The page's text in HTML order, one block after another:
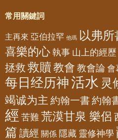
常用關鍵詞
主再來 亞伯拉罕 他瑪 以弗所
喜樂的心 執事 山上的經歷
拯救 救贖 教會 教會論 會
每日经历神活水 灵
竭诚为主 約翰一書 約翰
經 苦難 荒漠甘泉 樂侶
篇 讀經 關係 隱藏 靈修神學